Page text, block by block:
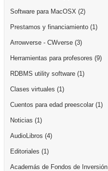
Software para MacOSX (2)
Prestamos y financiamiento (1)
Arrowverse - CWverse (3)
Herramientas para profesores (9)
RDBMS utility software (1)
Clases virtuales (1)
Cuentos para edad preescolar (1)
Noticias (1)
AudioLibros (4)
Editoriales (1)
Academás de Fondos de Inversión